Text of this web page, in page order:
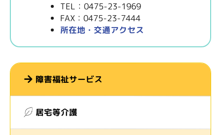
TEL：0475-23-1969
FAX：0475-23-7444
所在地・交通アクセス
障害福祉サービス
居宅等介護